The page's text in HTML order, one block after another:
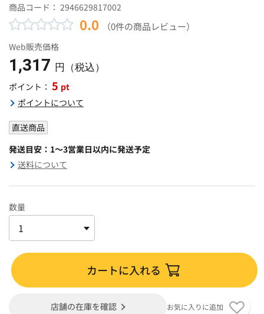
商品コード： 2946629817002
0.0 （0件の商品レビュー）
Web販売価格
1,317 円（税込）
ポイント： 5 pt
ポイントについて
直送商品
発送目安：1～3営業日以内に発送予定
送料について
数量
カートに入れる
店舗の在庫を確認 お気に入りに追加